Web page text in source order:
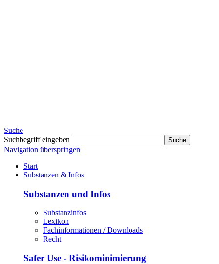
Suche
Suchbegriff eingeben
Suche
Navigation überspringen
Start
Substanzen & Infos
Substanzen und Infos
Substanzinfos
Lexikon
Fachinformationen / Downloads
Recht
Safer Use - Risikominimierung